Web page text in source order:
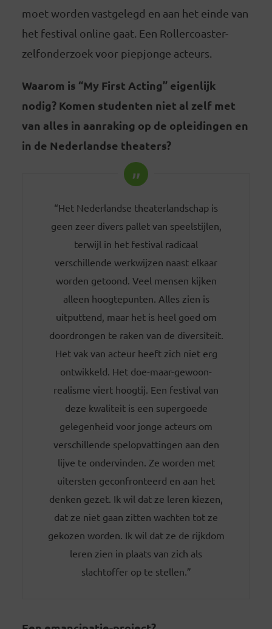
moet worden vastgelegd en aan het einde van
het festival online gaat. Een Rollercoaster-
zelfonderzoek voor piepjonge acteurs.
Waarom is “My First Acting” eigenlijk
nodig? Komen studenten niet al zelf met
van alles in aanraking op de opleidingen en
in de Nederlandse theaters?
“Het Nederlandse theaterlandschap is
geen zeer divers pallet van speelstijlen,
terwijl in het festival radicaal
verschillende werkwijzen naast elkaar
worden getoond. Veel mensen kijken
alleen hoogtepunten. Alles zien is
uitputtend, maar het is heel goed om
doordrongen te raken van de diversiteit.
Het vak van acteur heeft zich niet erg
ontwikkeld. Het doe-maar-gewoon-
realisme viert hoogtij. Een festival van
deze kwaliteit is een supergoede
gelegenheid voor jonge acteurs om
verschillende spelopvattingen aan den
lijve te ondervinden. Ze worden met
uitersten geconfronteerd en aan het
denken gezet. Ik wil dat ze leren kiezen,
dat ze niet gaan zitten wachten tot ze
gekozen worden. Ik wil dat ze de rijkdom
leren zien in plaats van zich als
slachtoffer op te stellen.”